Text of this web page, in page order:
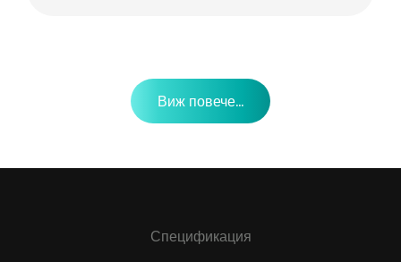
Виж повече...
Спецификация